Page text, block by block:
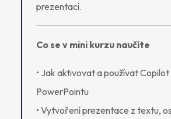
prezentací.
Co se v mini kurzu naučíte
• Jak aktivovat a používat Copilot
PowerPointu
• Vytvoření prezentace z textu,